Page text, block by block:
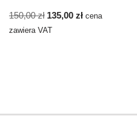
150,00zł 135,00 zł cena
zawiera VAT